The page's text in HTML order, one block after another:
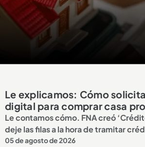
Le explicamos: Cómo
digital para comprar casa
Le contamos cómo. FNA creó
deje las filas a la hora de tramitar
05 de agosto de 2026